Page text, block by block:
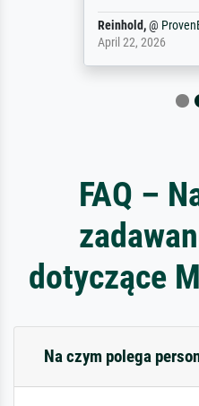
Reinhold,@
April 22, 2026
FAQ –
dotyczące
Na czym polega